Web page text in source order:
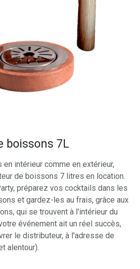
boissons 7L
en intérieur comme en extérieur,
de boissons 7 litres en location.
préparez vos cocktails dans les
et gardez-les au frais, grâce aux
qui se trouvent à l'intérieur du
événement ait un réel succès,
le distributeur, à l'adresse de
alentour).